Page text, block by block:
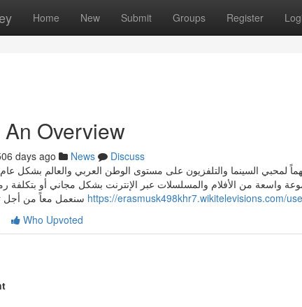
Home New Submit Groups Register
Overview
days ago News
Discuss
لمحبي السينما والتلفزيون على مستوى الوطن العربي والعالم بشكل
واسعة من الأفلام والمسلسلات عبر الإنترنت بشكل مجاني أو بتكلفة
https://erasmusk498khr7.wikitelevisions.com/
Who Upvoted